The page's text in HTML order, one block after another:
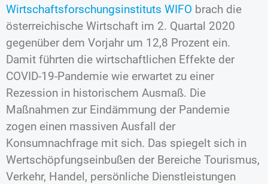
Wirtschaftsforschungsinstituts WIFO brach die
österreichische Wirtschaft im 2. Quartal 2020
gegenüber dem Vorjahr um 12,8 Prozent ein.
Damit führten die wirtschaftlichen Effekte der
COVID-19-Pandemie wie erwartet zu einer
Rezession in historischem Ausmaß. Die
Maßnahmen zur Eindämmung der Pandemie
zogen einen massiven Ausfall der
Konsumnachfrage mit sich. Das spiegelt sich in
Wertschöpfungseinbußen der Bereiche Tourismus,
Verkehr, Handel, persönliche Dienstleistungen